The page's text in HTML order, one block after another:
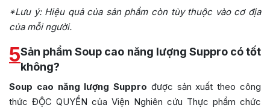
*Lưu ý: Hiệu quả của sản phẩm còn tùy thuộc vào cơ địa
của mỗi người.
5Sản phẩm Soup cao năng lượng Suppro có tốt
không?
Soup cao năng lượng Suppro được sản xuất theo công
thức ĐỘC QUYỀN của Viện Nghiên cứu Thực phẩm chức